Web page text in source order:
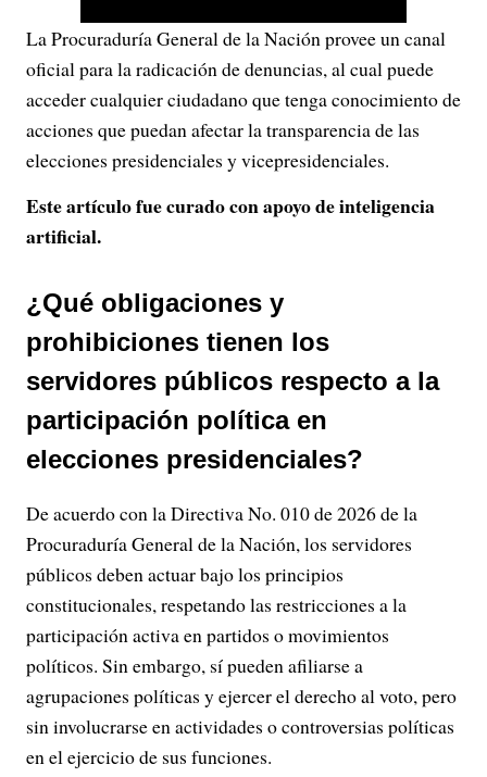
a
y
V
i
e
o
La Procuraduría General de la Nación provee un canal
oficial para la radicación de denuncias, al cual puede
acceder cualquier ciudadano que tenga conocimiento de
acciones que puedan afectar la transparencia de las
elecciones presidenciales y vicepresidenciales.
Este artículo fue curado con apoyo de inteligencia
artificial.
¿Qué obligaciones y
prohibiciones tienen los
servidores públicos respecto a la
participación política en
elecciones presidenciales?
De acuerdo con la Directiva No. 010 de 2026 de la
Procuraduría General de la Nación, los servidores
públicos deben actuar bajo los principios
constitucionales, respetando las restricciones a la
participación activa en partidos o movimientos
políticos. Sin embargo, sí pueden afiliarse a
agrupaciones políticas y ejercer el derecho al voto, pero
sin involucrarse en actividades o controversias políticas
en el ejercicio de sus funciones.